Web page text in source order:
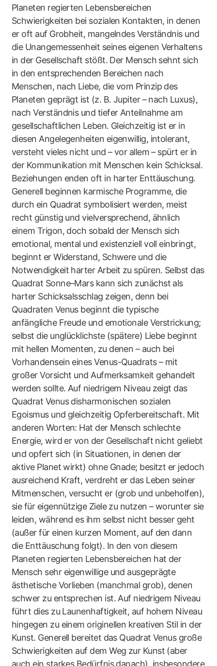
Planeten regierten Lebensbereichen
Schwierigkeiten bei sozialen Kontakten, in denen
er oft auf Grobheit, mangelndes Verständnis und
die Unangemessenheit seines eigenen Verhaltens
in der Gesellschaft stößt. Der Mensch sehnt sich
in den entsprechenden Bereichen nach
Menschen, nach Liebe, die vom Prinzip des
Planeten geprägt ist (z. B. Jupiter – nach Luxus),
nach Verständnis und tiefer Anteilnahme am
gesellschaftlichen Leben. Gleichzeitig ist er in
diesen Angelegenheiten eigenwillig, intolerant,
versteht vieles nicht und – vor allem – spürt er in
der Kommunikation mit Menschen kein Schicksal.
Beziehungen enden oft in harter Enttäuschung.
Generell beginnen karmische Programme, die
durch ein Quadrat symbolisiert werden, meist
recht günstig und vielversprechend, ähnlich
einem Trigon, doch sobald der Mensch sich
emotional, mental und existenziell voll einbringt,
beginnt er Widerstand, Schwere und die
Notwendigkeit harter Arbeit zu spüren. Selbst das
Quadrat Sonne–Mars kann sich zunächst als
harter Schicksalsschlag zeigen, denn bei
Quadraten Venus beginnt die typische
anfängliche Freude und emotionale Verstrickung;
selbst die unglücklichste (spätere) Liebe beginnt
mit hellen Momenten, zu denen – auch bei
Vorhandensein eines Venus-Quadrats – mit
großer Vorsicht und Aufmerksamkeit gehandelt
werden sollte. Auf niedrigem Niveau zeigt das
Quadrat Venus disharmonischen sozialen
Egoismus und gleichzeitig Opferbereitschaft. Mit
anderen Worten: Hat der Mensch schlechte
Energie, wird er von der Gesellschaft nicht geliebt
und opfert sich (in Situationen, in denen der
aktive Planet wirkt) ohne Gnade; besitzt er jedoch
ausreichend Kraft, verdreht er das Leben seiner
Mitmenschen, versucht er (grob und unbeholfen),
sie für eigennützige Ziele zu nutzen – worunter sie
leiden, während es ihm selbst nicht besser geht
(außer für einen kurzen Moment, auf den dann
die Enttäuschung folgt). In den von diesem
Planeten regierten Lebensbereichen hat der
Mensch sehr eigenwillige und ausgeprägte
ästhetische Vorlieben (manchmal grob), denen
schwer zu entsprechen ist. Auf niedrigem Niveau
führt dies zu Launenhaftigkeit, auf hohem Niveau
hingegen zu einem originellen kreativen Stil in der
Kunst. Generell bereitet das Quadrat Venus große
Schwierigkeiten auf dem Weg zur Kunst (aber
auch ein starkes Bedürfnis danach), insbesondere